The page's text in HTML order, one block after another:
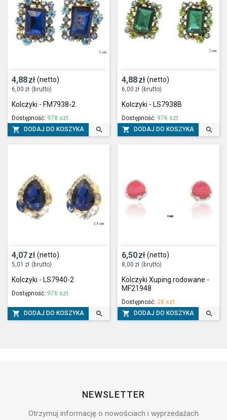
4,88zł (netto)
6,00 zł (brutto)
Kolczyki - FM7938-2
Dostępność: 978 szt.
 DODAJ DO KOSZYKA 
4,88zł (netto)
6,00 zł (brutto)
Kolczyki - LS7938B
Dostępność: 976 szt.
 DODAJ DO KOSZYKA 
4,07zł (netto)
5,01 zł (brutto)
Kolczyki - LS7940-2
Dostępność: 976 szt.
 DODAJ DO KOSZYKA 
6,50zł (netto)
8,00 zł (brutto)
Kolczyki Xuping rodowane -
MF21948
Dostępność: 28 szt.
 DODAJ DO KOSZYKA 
NEWSLETTER
Otrzymuj informację o nowościach i wyprzedażach